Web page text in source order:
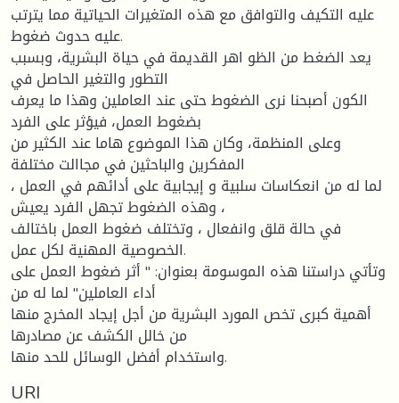
عليه التكيف والتوافق مع هذه المتغيرات الحياتية مما يترتب
عليه حدوث ضغوط.
يعد الضغط من الظو اهر القديمة في حياة البشرية، وبسبب
التطور والتغير الحاصل في
الكون أصبحنا نرى الضغوط حتى عند العاملين وهذا ما يعرف
بضغوط العمل، فيؤثر على الفرد
وعلى المنظمة، وكان هذا الموضوع هاما عند الكثير من
المفكرين والباحثين في مجاالت مختلفة
، لما له من انعكاسات سلبية و إيجابية على أدائهم في العمل
، وهذه الضغوط تجهل الفرد يعيش
في حالة قلق وانفعال ، وتختلف ضغوط العمل باختالف
الخصوصية المهنية لكل عمل.
وتأتي دراستنا هذه الموسومة بعنوان: " أثر ضغوط العمل على
أداء العاملين" لما له من
أهمية كبرى تخص المورد البشرية من أجل إيجاد المخرج منها
من خالل الكشف عن مصادرها
واستخدام أفضل الوسائل للحد منها.
URI